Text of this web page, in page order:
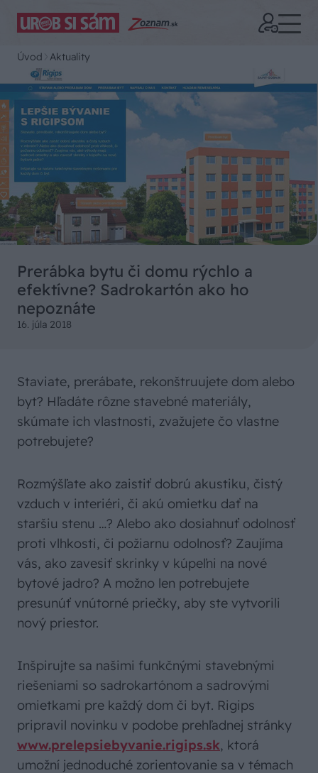
Úvod Aktuality
Prerábka bytu či domu rýchlo a
efektívne? Sadrokartón ako ho
nepoznáte
16. júla 2018
Staviate, prerábate, rekonštruujete dom alebo
byt? Hľadáte rôzne stavebné materiály,
skúmate ich vlastnosti, zvažujete čo vlastne
potrebujete?
Rozmýšľate ako zaistiť dobrú akustiku, čistý
vzduch v interiéri, či akú omietku dať na
staršiu stenu …? Alebo ako dosiahnuť odolnosť
proti vlhkosti, či požiarnu odolnosť? Zaujíma
vás, ako zavesiť skrinky v kúpeľni na nové
bytové jadro? A možno len potrebujete
presunúť vnútorné priečky, aby ste vytvorili
nový priestor.
Inšpirujte sa našimi funkčnými stavebnými
riešeniami so sadrokartónom a sadrovými
omietkami pre každý dom či byt. Rigips
pripravil novinku v podobe prehľadnej stránky
www.prelepsiebyvanie.rigips.sk, ktorá
umožní jednoduché zorientovanie sa v témach